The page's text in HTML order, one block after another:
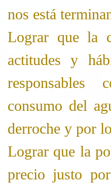
nos está
Lograr que la
actitudes y
responsables
consumo del
derroche y por
Lograr que la
precio justo